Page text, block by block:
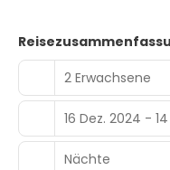
2 Erwachsene
16 Dez. 2024 -
Nächte